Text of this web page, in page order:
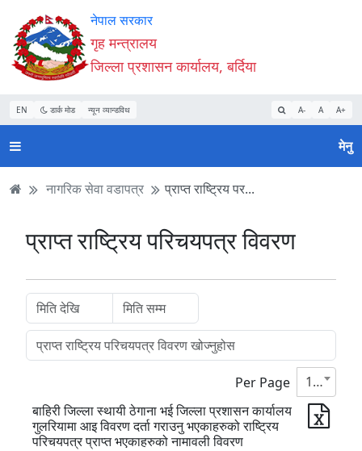
Accessibility
Mode
सुरु
गर्नुहोस्
सामाग्री
पढ्नुहाेस्
नेभिगेसन
पढ्नुहाेस्
वेबसाइट
खोजमा
जानुहोस्
नेपाल सरकार
गृह मन्त्रालय
जिल्ला प्रशासन कार्यालय, बर्दिया
EN डार्क मोड न्यून व्यान्डविथ A- A A+
मेनु
नागरिक सेवा वडापत्र प्राप्त राष्ट्रिय पर...
प्राप्त राष्ट्रिय परिचयपत्र विवरण
Per Page
10
बाहिरी जिल्ला स्थायी ठेगाना भई जिल्ला प्रशासन कार्यालय
गुलरियामा आइ विवरण दर्ता गराउनु भएकाहरुको राष्ट्रिय
परिचयपत्र प्राप्त भएकाहरुको नामावली विवरण